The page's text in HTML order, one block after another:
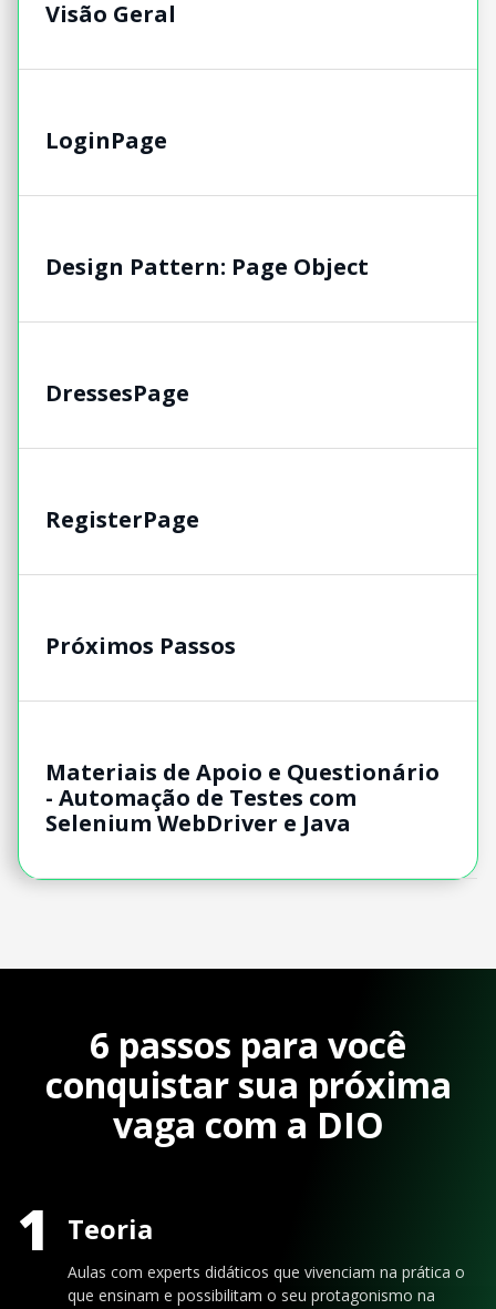
Visão Geral
LoginPage
Design Pattern: Page Object
DressesPage
RegisterPage
Próximos Passos
Materiais de Apoio e Questionário
- Automação de Testes com
Selenium WebDriver e Java
6 passos para você
conquistar sua próxima
vaga com a DIO
1 Teoria
Aulas com experts didáticos que vivenciam na prática o
que ensinam e possibilitam o seu protagonismo na